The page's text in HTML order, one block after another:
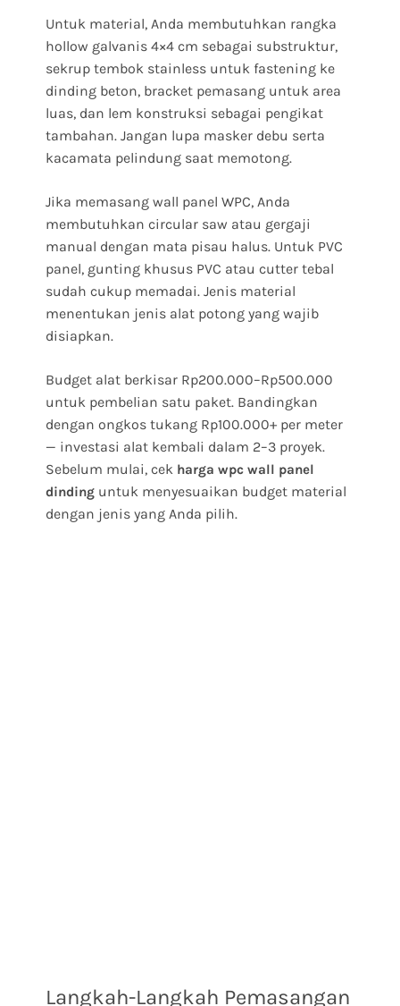
Untuk material, Anda membutuhkan rangka
hollow galvanis 4×4 cm sebagai substruktur,
sekrup tembok stainless untuk fastening ke
dinding beton, bracket pemasang untuk area
luas, dan lem konstruksi sebagai pengikat
tambahan. Jangan lupa masker debu serta
kacamata pelindung saat memotong.
Jika memasang wall panel WPC, Anda
membutuhkan circular saw atau gergaji
manual dengan mata pisau halus. Untuk PVC
panel, gunting khusus PVC atau cutter tebal
sudah cukup memadai. Jenis material
menentukan jenis alat potong yang wajib
disiapkan.
Budget alat berkisar Rp200.000–Rp500.000
untuk pembelian satu paket. Bandingkan
dengan ongkos tukang Rp100.000+ per meter
— investasi alat kembali dalam 2–3 proyek.
Sebelum mulai, cek harga wpc wall panel
dinding untuk menyesuaikan budget material
dengan jenis yang Anda pilih.
Langkah-Langkah Pemasangan